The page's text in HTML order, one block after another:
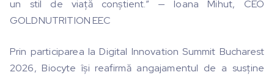
un stil de viață conștient.” — Ioana Mihut, CEO
GOLDNUTRITION EEC
Prin participarea la Digital Innovation Summit Bucharest
2026, Biocyte își reafirmă angajamentul de a susține